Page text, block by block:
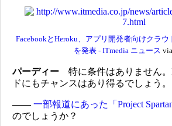
FacebookとHeroku、アプリ開発者向けクラ
を発表 - ITmedia ニュース via
パーディー 特に条件はありません。
ドにもチャンスはあり得るでしょう。
―― 一部報道にあった「Project Spartan
のでしょうか？